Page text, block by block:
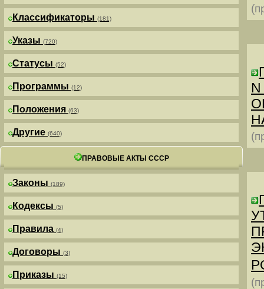
Классификаторы (181)
Указы (720)
Статусы (52)
Программы (12)
Положения (63)
Другие (640)
ПРАВОВЫЕ АКТЫ СССР
Законы (189)
Кодексы (5)
Правила (4)
Договоры (3)
Приказы (15)